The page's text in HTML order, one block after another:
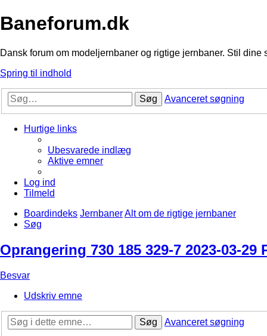
Baneforum.dk
Dansk forum om modeljernbaner og rigtige jernbaner. Stil dine
Spring til indhold
Søg Avanceret søgning
Hurtige links
Ubesvarede indlæg
Aktive emner
Log ind
Tilmeld
Boardindeks JernbanerAlt om de rigtige jernbaner
Søg
Oprangering 730 185 329-7 2023-03-29
Besvar
Udskriv emne
Søg
Avanceret søgning